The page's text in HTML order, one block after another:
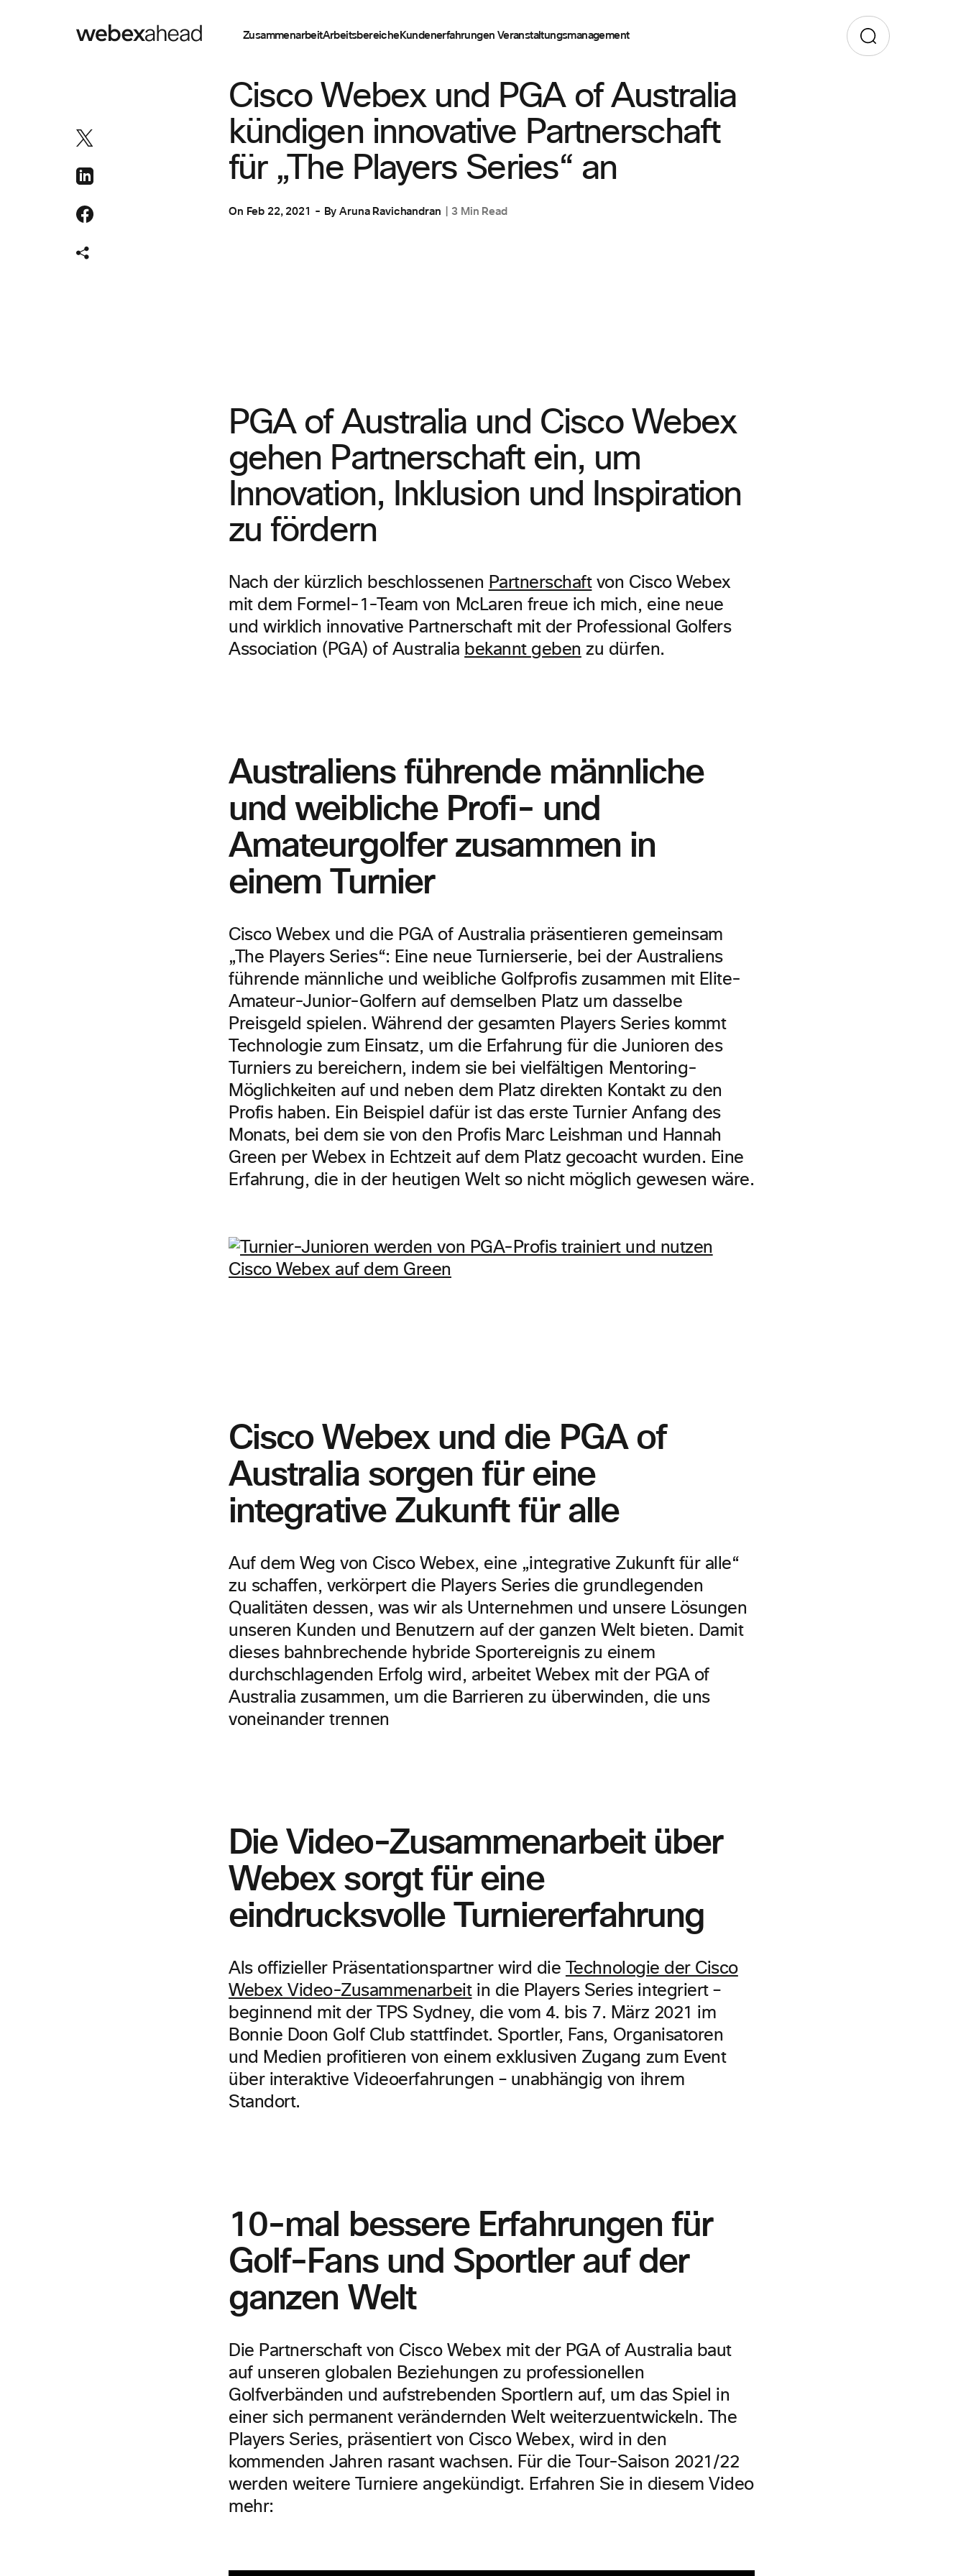
ZusammenarbeitArbeitsbereicheKundenerfahrungen Veranstaltungsmanagement
Cisco Webex und PGA of Australia
kündigen innovative Partnerschaft
für „The Players Series“ an
On Feb 22, 2021 ByAruna Ravichandran 3 Min Read
PGA of Australia und Cisco Webex
gehen Partnerschaft ein, um
Innovation, Inklusion und Inspiration
zu fördern
Nach der kürzlich beschlossenen Partnerschaftvon Cisco Webex
mit dem Formel-1-Team von McLaren freue ich mich, eine neue
und wirklich innovative Partnerschaft mit der Professional Golfers
Association (PGA) of Australia bekannt geben zu dürfen.
Australiens führende männliche
und weibliche Profi- und
Amateurgolfer zusammen in
einem Turnier
Cisco Webex und die PGA of Australia präsentieren gemeinsam
„The Players Series“: Eine neue Turnierserie, bei der Australiens
führende männliche und weibliche Golfprofis zusammen mit Elite-
Amateur-Junior-Golfern auf demselben Platz um dasselbe
Preisgeld spielen. Während der gesamten Players Series kommt
Technologie zum Einsatz, um die Erfahrung für die Junioren des
Turniers zu bereichern, indem sie bei vielfältigen Mentoring-
Möglichkeiten auf und neben dem Platz direkten Kontakt zu den
Profis haben. Ein Beispiel dafür ist das erste Turnier Anfang des
Monats, bei dem sie von den Profis Marc Leishman und Hannah
Green per Webex in Echtzeit auf dem Platz gecoacht wurden. Eine
Erfahrung, die in der heutigen Welt so nicht möglich gewesen wäre.
Cisco Webex und die PGA of
Australia sorgen für eine
integrative Zukunft für alle
Auf dem Weg von Cisco Webex, eine „integrative Zukunft für alle“
zu schaffen, verkörpert die Players Series die grundlegenden
Qualitäten dessen, was wir als Unternehmen und unsere Lösungen
unseren Kunden und Benutzern auf der ganzen Welt bieten. Damit
dieses bahnbrechende hybride Sportereignis zu einem
durchschlagenden Erfolg wird, arbeitet Webex mit der PGA of
Australia zusammen, um die Barrieren zu überwinden, die uns
voneinander trennen
Die Video-Zusammenarbeit über
Webex sorgt für eine
eindrucksvolle Turniererfahrung
Als offizieller Präsentationspartner wird die
Technologie der Cisco
Webex Video-Zusammenarbeitin die Players Series integriert –
beginnend mit der TPS Sydney, die vom 4. bis 7. März 2021 im
Bonnie Doon Golf Club stattfindet. Sportler, Fans, Organisatoren
und Medien profitieren von einem exklusiven Zugang zum Event
über interaktive Videoerfahrungen – unabhängig von ihrem
Standort.
10-mal bessere Erfahrungen für
Golf-Fans und Sportler auf der
ganzen Welt
Die Partnerschaft von Cisco Webex mit der PGA of Australia baut
auf unseren globalen Beziehungen zu professionellen
Golfverbänden und aufstrebenden Sportlern auf, um das Spiel in
einer sich permanent verändernden Welt weiterzuentwickeln. The
Players Series, präsentiert von Cisco Webex, wird in den
kommenden Jahren rasant wachsen. Für die Tour-Saison 2021/22
werden weitere Turniere angekündigt. Erfahren Sie in diesem Video
mehr: